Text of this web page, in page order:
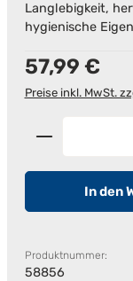
Langlebigkeit,
hygienische
Regulärer Preis:
57,99 €
Preise inkl. MwSt.
Produkt
In den
Produktnummer:
58856